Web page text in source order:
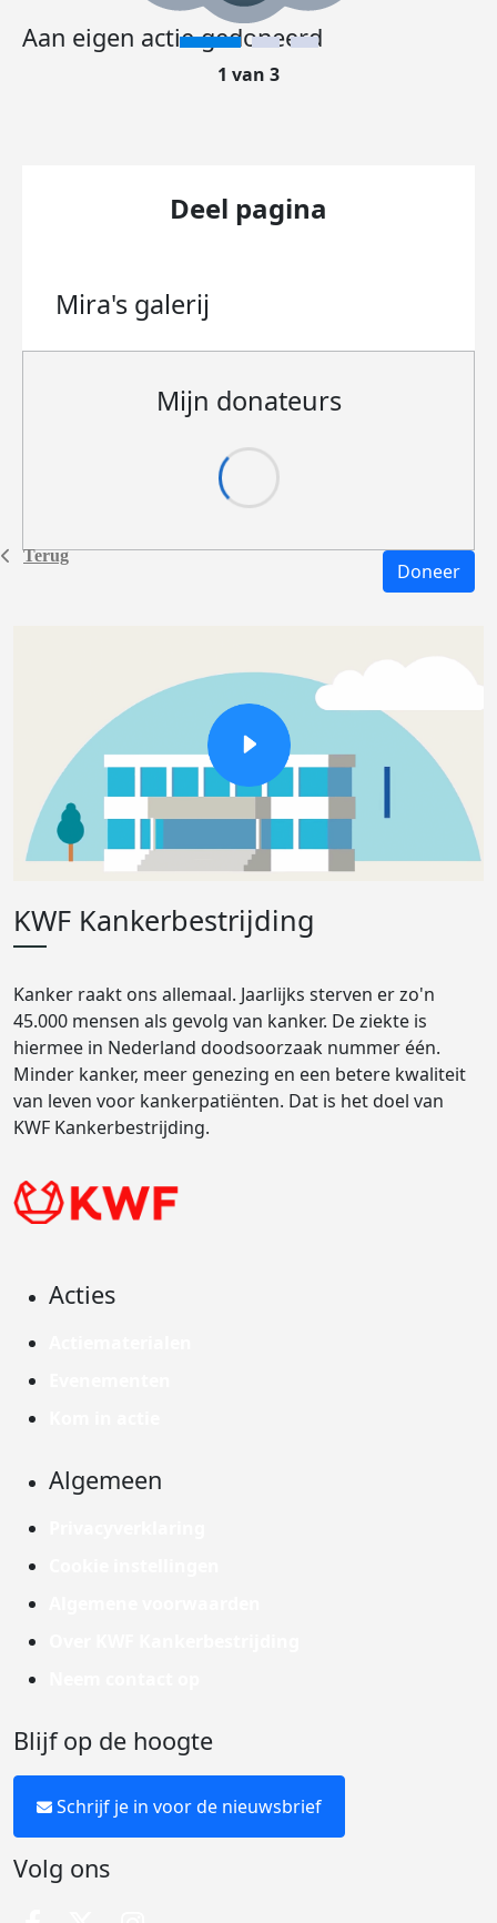
Terug
Aan eigen actie gedoneerd
1 van 3
Deel pagina
Mira's galerij
Mijn donateurs
Doneer
KWF Kankerbestrijding
Kanker raakt ons allemaal. Jaarlijks sterven er zo'n
45.000 mensen als gevolg van kanker. De ziekte is
hiermee in Nederland doodsoorzaak nummer één.
Minder kanker, meer genezing en een betere kwaliteit
van leven voor kankerpatiënten. Dat is het doel van
KWF Kankerbestrijding.
Acties
Algemeen
Blijf op de hoogte
Schrijf je in voor de nieuwsbrief
Volg ons